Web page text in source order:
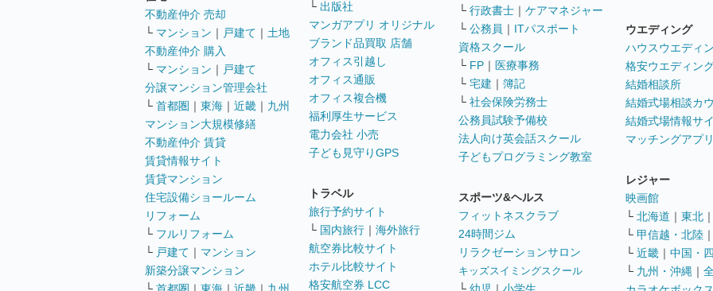
不動産仲介 売却
└ マンション ｜ 戸建て ｜ 土地
不動産仲介 購入
└ マンション ｜ 戸建て
分譲マンション管理会社
└ 首都圏 ｜ 東海 ｜ 近畿 ｜ 九州
マンション大規模修繕
不動産仲介 賃貸
賃貸情報サイト
賃貸マンション
住宅設備ショールーム
リフォーム
└ フルリフォーム
└ 戸建て ｜ マンション
新築分譲マンション
└ 出版社
マンガアプリ オリジナル
ブランド品買取 店舗
オフィス引越し
オフィス通販
オフィス複合機
福利厚生サービス
電力会社 小売
子ども見守りGPS
トラベル
旅行予約サイト
└ 国内旅行 ｜ 海外旅行
航空券比較サイト
ホテル比較サイト
格安航空券 LCC
└ 行政書士 ｜ ケアマネジャー
└ 公務員 ｜ ITパスポート
資格スクール
└ FP ｜ 医療事務
└ 宅建 ｜ 簿記
└ 社会保険労務士
公務員試験予備校
法人向け英会話スクール
子どもプログラミング教室
スポーツ&ヘルス
フィットネスクラブ
24時間ジム
リラクゼーションサロン
キッズスイミングスクール
ウエディング
ハウスウエディ
格安ウエディン
結婚相談所
結婚式場相談カ
結婚式場情報サ
マッチングアプ
レジャー
映画館
└ 北海道 ｜ 東北
└ 甲信越・北陸
└ 近畿 ｜ 中国・
└ 九州・沖縄 ｜